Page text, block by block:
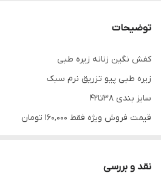
توضیحات
کفش نگین زنانه زیره طبی
زیره طبی پیو تزریق نرم سبک
سایز بندی ۳۸تا۴۲
قیمت فروش ویژه فقط 160,000 تومان
نقد و بررسی